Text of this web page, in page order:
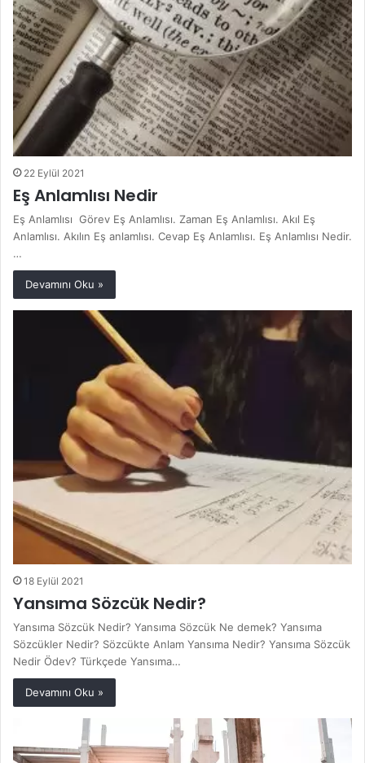
22 Eylül 2021
Eş Anlamlısı Nedir
Eş Anlamlısı Görev Eş Anlamlısı. Zaman Eş Anlamlısı. Akıl Eş
Anlamlısı. Akılın Eş anlamlısı. Cevap Eş Anlamlısı. Eş Anlamlısı Nedir.
…
Devamını Oku »
18 Eylül 2021
Yansıma Sözcük Nedir?
Yansıma Sözcük Nedir? Yansıma Sözcük Ne demek? Yansıma
Sözcükler Nedir? Sözcükte Anlam Yansıma Nedir? Yansıma Sözcük
Nedir Ödev? Türkçede Yansıma…
Devamını Oku »